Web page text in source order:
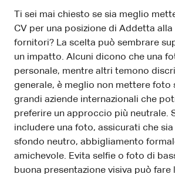
Ti sei mai chiesto se sia meglio
CV per una posizione di Addetta
fornitori? La scelta può sembrare
un impatto. Alcuni dicono che una
personale, mentre altri temono
generale, è meglio non mettere foto
grandi aziende internazionali che
preferire un approccio più neutrale.
includere una foto, assicurati che
sfondo neutro, abbigliamento
amichevole. Evita selfie o foto di
buona presentazione visiva può fare